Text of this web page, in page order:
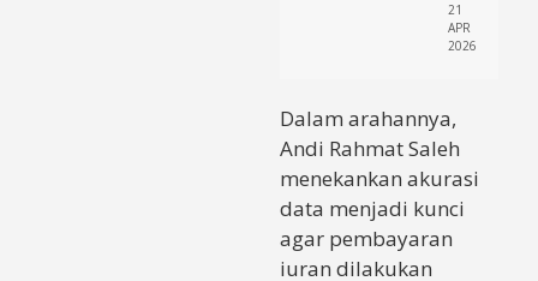
21
APR
2026
Dalam arahannya,
Andi Rahmat Saleh
menekankan akurasi
data menjadi kunci
agar pembayaran
iuran dilakukan